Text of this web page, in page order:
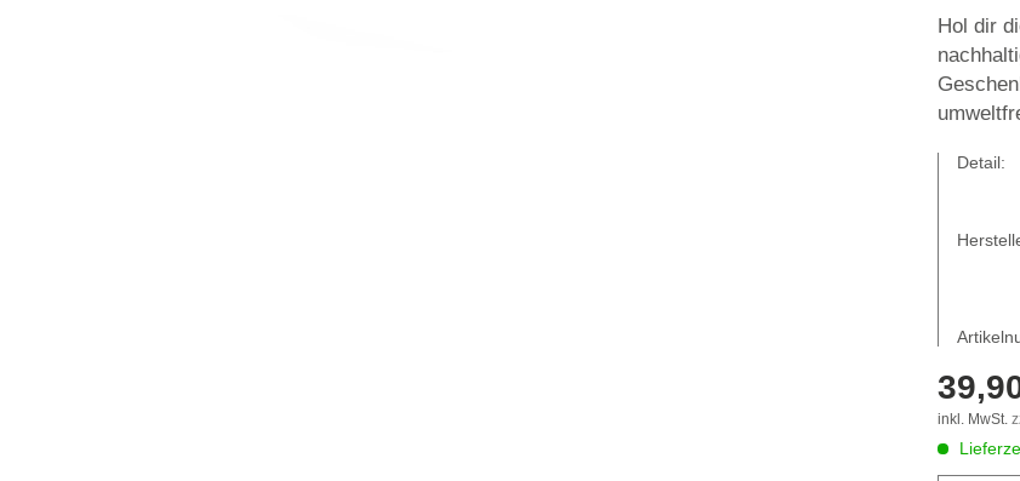
Hol dir
Detail:
inkl. MwSt.